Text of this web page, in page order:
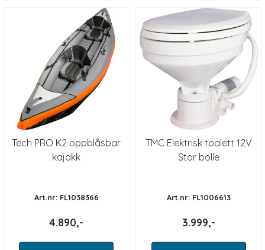
Tech PRO K2 oppblåsbar
kajakk
Art.nr: FL1038366
4.890,-
TMC Elektrisk toalett 12V
Stor bolle
Art.nr: FL1006613
3.999,-